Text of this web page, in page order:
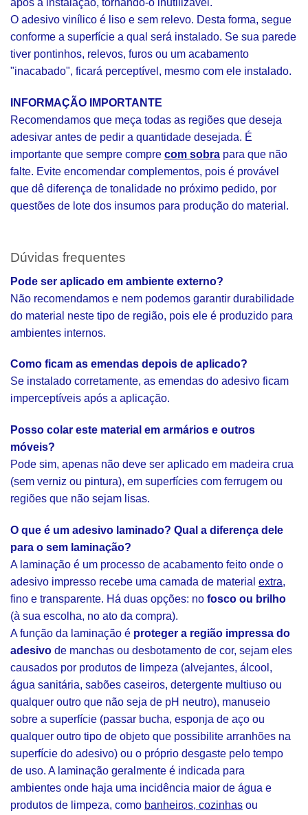
após a instalação, tornando-o inutilizável.
O adesivo vinílico é liso e sem relevo. Desta forma, segue
conforme a superfície a qual será instalado. Se sua parede
tiver pontinhos, relevos, furos ou um acabamento
"inacabado", ficará perceptível, mesmo com ele instalado.
INFORMAÇÃO IMPORTANTE
Recomendamos que meça todas as regiões que deseja
adesivar antes de pedir a quantidade desejada. É
importante que sempre compre com sobra para que não
falte. Evite encomendar complementos, pois é provável
que dê diferença de tonalidade no próximo pedido, por
questões de lote dos insumos para produção do material.
Dúvidas frequentes
Pode ser aplicado em ambiente externo?
Não recomendamos e nem podemos garantir durabilidade
do material neste tipo de região, pois ele é produzido para
ambientes internos.
Como ficam as emendas depois de aplicado?
Se instalado corretamente, as emendas do adesivo ficam
imperceptíveis após a aplicação.
Posso colar este material em armários e outros
móveis?
Pode sim, apenas não deve ser aplicado em madeira crua
(sem verniz ou pintura), em superfícies com ferrugem ou
regiões que não sejam lisas.
O que é um adesivo laminado? Qual a diferença dele
para o sem laminação?
A laminação é um processo de acabamento feito onde o
adesivo impresso recebe uma camada de material extra,
fino e transparente. Há duas opções: no fosco ou brilho
(à sua escolha, no ato da compra).
A função da laminação é proteger a região impressa do
adesivo de manchas ou desbotamento de cor, sejam eles
causados por produtos de limpeza (alvejantes, álcool,
água sanitária, sabões caseiros, detergente multiuso ou
qualquer outro que não seja de pH neutro), manuseio
sobre a superfície (passar bucha, esponja de aço ou
qualquer outro tipo de objeto que possibilite arranhões na
superfície do adesivo) ou o próprio desgaste pelo tempo
de uso. A laminação geralmente é indicada para
ambientes onde haja uma incidência maior de água e
produtos de limpeza, como banheiros, cozinhas ou